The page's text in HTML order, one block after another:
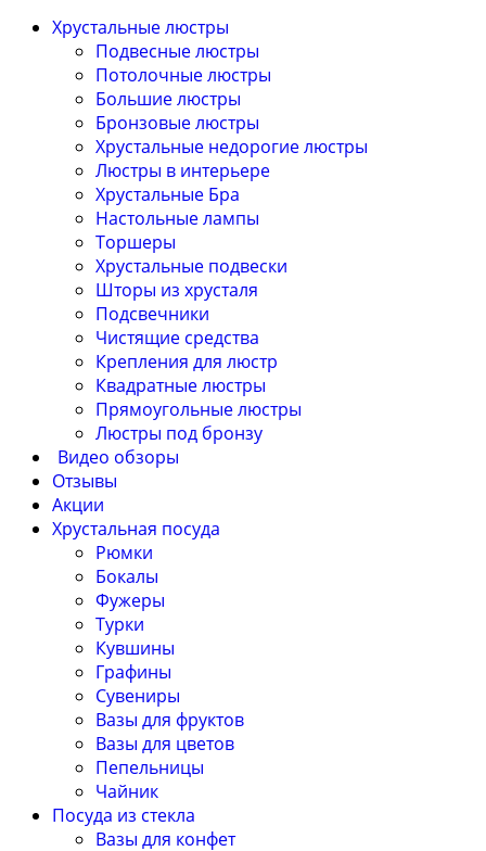
Хрустальные люстры
Подвесные люстры
Потолочные люстры
Большие люстры
Бронзовые люстры
Хрустальные недорогие люстры
Люстры в интерьере
Хрустальные Бра
Настольные лампы
Торшеры
Хрустальные подвески
Шторы из хрусталя
Подсвечники
Чистящие средства
Крепления для люстр
Квадратные люстры
Прямоугольные люстры
Люстры под бронзу
Видео обзоры
Отзывы
Акции
Хрустальная посуда
Рюмки
Бокалы
Фужеры
Турки
Кувшины
Графины
Сувениры
Вазы для фруктов
Вазы для цветов
Пепельницы
Чайник
Посуда из стекла
Вазы для конфет